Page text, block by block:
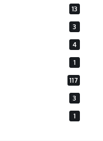
13
3
4
1
117
3
1